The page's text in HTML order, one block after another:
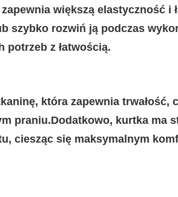
większą elastyczność i
szybko rozwiń ją podczas
potrzeb z łatwością.
która zapewnia trwałość,
praniu.Dodatkowo, kurtka ma
ciesząc się maksymalnym